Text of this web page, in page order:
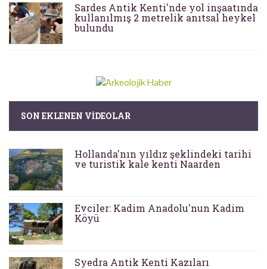
Sardes Antik Kenti'nde yol inşaatında
kullanılmış 2 metrelik anıtsal heykel
bulundu
SON EKLENEN VIDEOLAR
Hollanda'nın yıldız şeklindeki tarihi
ve turistik kale kenti Naarden
Evciler: Kadim Anadolu'nun Kadim
Köyü
Syedra Antik Kenti Kazıları